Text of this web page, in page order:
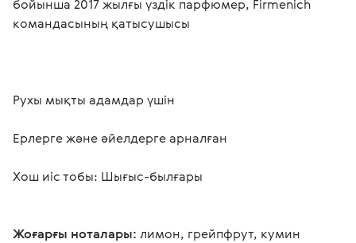
бойынша 2017 жылғы үздік парфюмер, Firmenich
командасының қатысушысы
Рухы мықты адамдар үшін
Ерлерге және әйелдерге арналған
Хош иіс тобы: Шығыс-былғары
Жоғарғы ноталары: лимон, грейпфрут, кумин